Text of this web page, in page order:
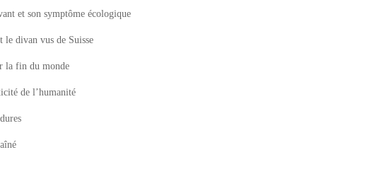
et son symptôme écologique
divan vus de Suisse
la fin du monde
de l’humanité